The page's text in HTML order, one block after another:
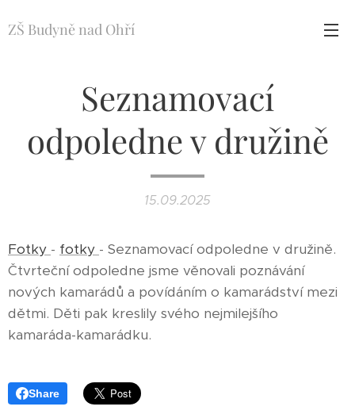
ZŠ Budyně nad Ohří
Seznamovací
odpoledne v družině
15.09.2025
Fotky - fotky - Seznamovací odpoledne v družině.
Čtvrteční odpoledne jsme věnovali poznávání
nových kamarádů a povídáním o kamarádství mezi
dětmi. Děti pak kreslily svého nejmilejšího
kamaráda-kamarádku.
Share